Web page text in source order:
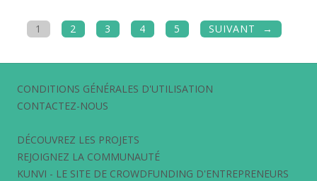
1 2 3 4 5 SUIVANT
CONDITIONS GÉNÉRALES D'UTILISATION
CONTACTEZ-NOUS
DÉCOUVREZ LES PROJETS
REJOIGNEZ LA COMMUNAUTÉ
KUNVI - LE SITE DE CROWDFUNDING D'ENTREPRENEURS